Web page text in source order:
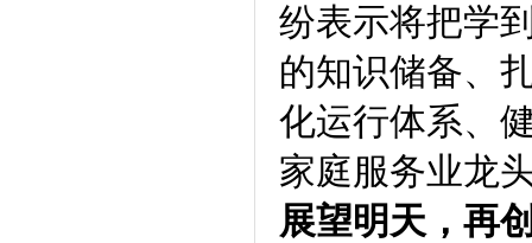
纷表示将把学
的知识储备、
化运行体系、
家庭服务业龙
展望明天，再